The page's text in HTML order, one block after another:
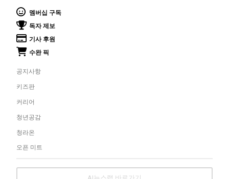
멤버십 구독
독자 제보
기사 후원
수완 픽
공지사항
키즈판
커리어
청년공감
청라온
오픈 미트